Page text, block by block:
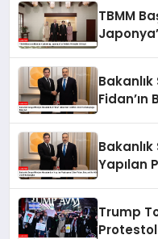
TBMM
Fidan’ın
Yapılan
Trump